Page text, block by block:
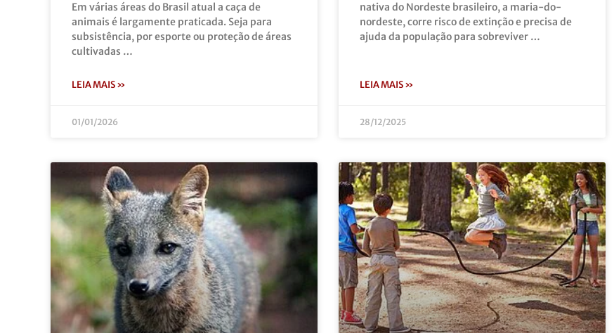
Em várias áreas do Brasil atual a caça de
animais é largamente praticada. Seja para
subsistência, por esporte ou proteção de áreas
cultivadas …
LEIA MAIS »
01/01/2026
nativa do Nordeste brasileiro, a maria-do-
nordeste, corre risco de extinção e precisa de
ajuda da população para sobreviver …
LEIA MAIS »
28/12/2025